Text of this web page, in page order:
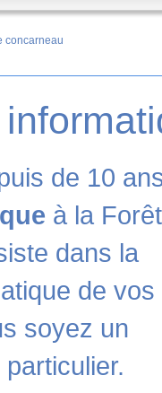
concarneau
de 10
à la Forêt
dans la
de vos
soyez un